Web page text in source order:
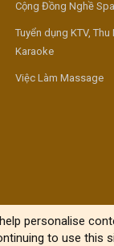
Cộng Đồng Nghề
Tuyển dụng KTV,
Karaoke
Việc Làm Massage
personalise
to use this